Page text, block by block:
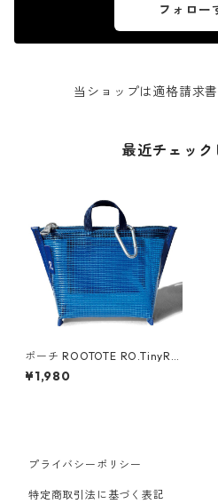
フォロー
当ショップは適格請求
最近チェック
ポーチ ROOTOTE RO.TinyRO
O.glassy ルートート RO.タイ
ニールー.グラッシー-A ウルト
¥1,980
プライバシーポリシー
特定商取引法に基づく表記